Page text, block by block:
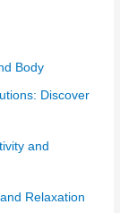
Body
Discover
and
Relaxation